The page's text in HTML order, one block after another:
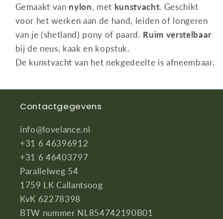
Gemaakt van nylon, met kunstvacht. Geschikt
voor het werken aan de hand, leiden of longeren
van je (shetland) pony of paard. Ruim verstelbaar
bij de neus, kaak en kopstuk.
De kunstvacht van het nekgedeelte is afneembaar.
Contactgegevens
info@lovelance.nl
+31 6 46396912
+31 6 46403797
Parallelweg 54
1759 LK Callantsoog
KvK 62278398
BTW nummer NL854742190B01